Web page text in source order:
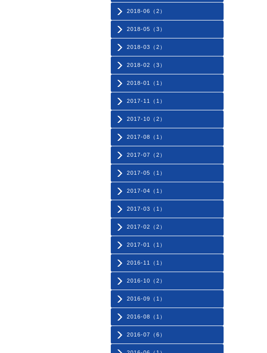
2018-06（2）
2018-05（3）
2018-03（2）
2018-02（3）
2018-01（1）
2017-11（1）
2017-10（2）
2017-08（1）
2017-07（2）
2017-05（1）
2017-04（1）
2017-03（1）
2017-02（2）
2017-01（1）
2016-11（1）
2016-10（2）
2016-09（1）
2016-08（1）
2016-07（6）